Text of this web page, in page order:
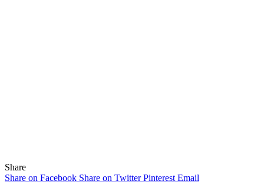
Share
Share on Facebook Share on Twitter Pinterest Email